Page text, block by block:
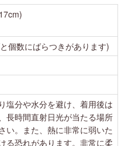
個数にばらつきがあります)
塩分や水分を避け、着用後は
長時間直射日光が当たる場所
い。また、熱に非常に弱いた
る恐れがあります。非常に柔